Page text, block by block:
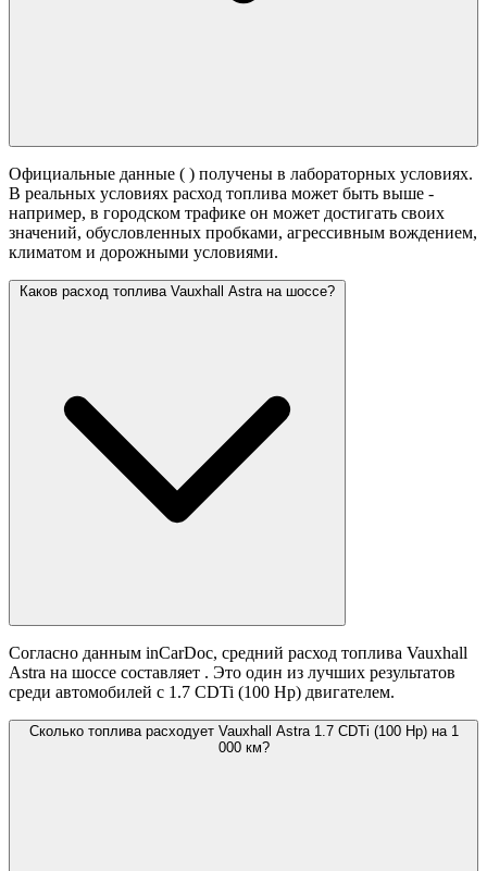
Официальные данные ( ) получены в лабораторных условиях.
В реальных условиях расход топлива может быть выше -
например, в городском трафике он может достигать своих
значений, обусловленных пробками, агрессивным вождением,
климатом и дорожными условиями.
Каков расход топлива Vauxhall Astra на шоссе?
Согласно данным inCarDoc, средний расход топлива Vauxhall
Astra на шоссе составляет . Это один из лучших результатов
среди автомобилей с 1.7 CDTi (100 Hp) двигателем.
Сколько топлива расходует Vauxhall Astra 1.7 CDTi (100 Hp) на 1
000 км?